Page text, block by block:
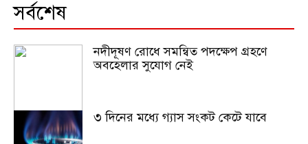
সর্বশেষ
নদীদূষণ রোধে সমন্বিত পদক্ষেপ গ্রহণে
অবহেলার সুযোগ নেই
৩ দিনের মধ্যে গ্যাস সংকট কেটে যাবে